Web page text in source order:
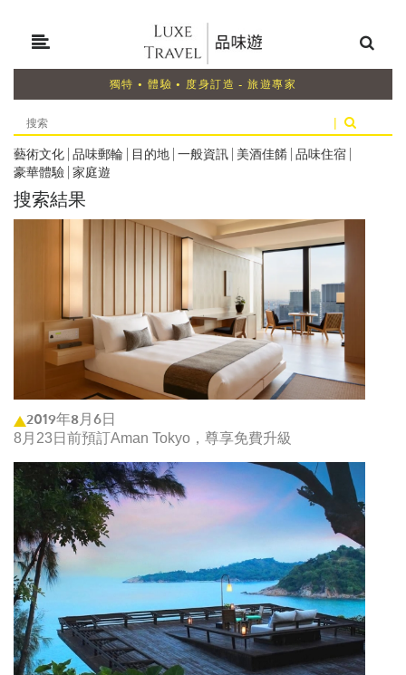
獨特 • 體驗 • 度身訂造 - 旅遊專家
|
藝術文化 | 品味郵輪 | 目的地 | 一般資訊 | 美酒佳餚 | 品味住宿 |
豪華體驗 | 家庭遊
搜索結果
2019年8月6日
8月23日前預訂Aman Tokyo，尊享免費升級